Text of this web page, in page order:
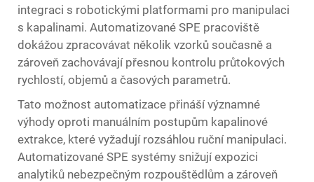
integraci s robotickými platformami pro manipulaci
s kapalinami. Automatizované SPE pracoviště
dokážou zpracovávat několik vzorků současně a
zároveň zachovávají přesnou kontrolu průtokových
rychlostí, objemů a časových parametrů.
Tato možnost automatizace přináší významné
výhody oproti manuálním postupům kapalinové
extrakce, které vyžadují rozsáhlou ruční manipulaci.
Automatizované SPE systémy snižují expozici
analytiků nebezpečným rozpouštědlům a zároveň